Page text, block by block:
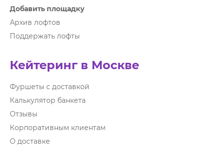
Добавить площадку
Архив лофтов
Поддержать лофты
Кейтеринг в Москве
Фуршеты с доставкой
Калькулятор банкета
Отзывы
Корпоративным клиентам
О доставке